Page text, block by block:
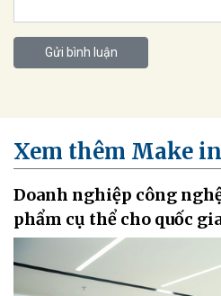
Gửi bình luận
Xem thêm Make
Doanh nghiệp công
phẩm cụ thể cho quốc